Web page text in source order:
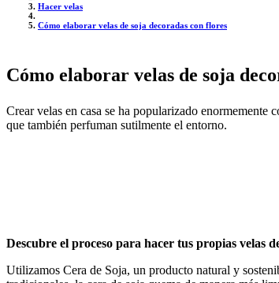
Hacer velas
Cómo elaborar velas de soja decoradas con flores
Cómo elaborar velas de soja
Crear velas en casa se ha popularizado
que también perfuman sutilmente el entorno.
Descubre el proceso para hacer tus propias velas
Utilizamos Cera de Soja, un producto natural y